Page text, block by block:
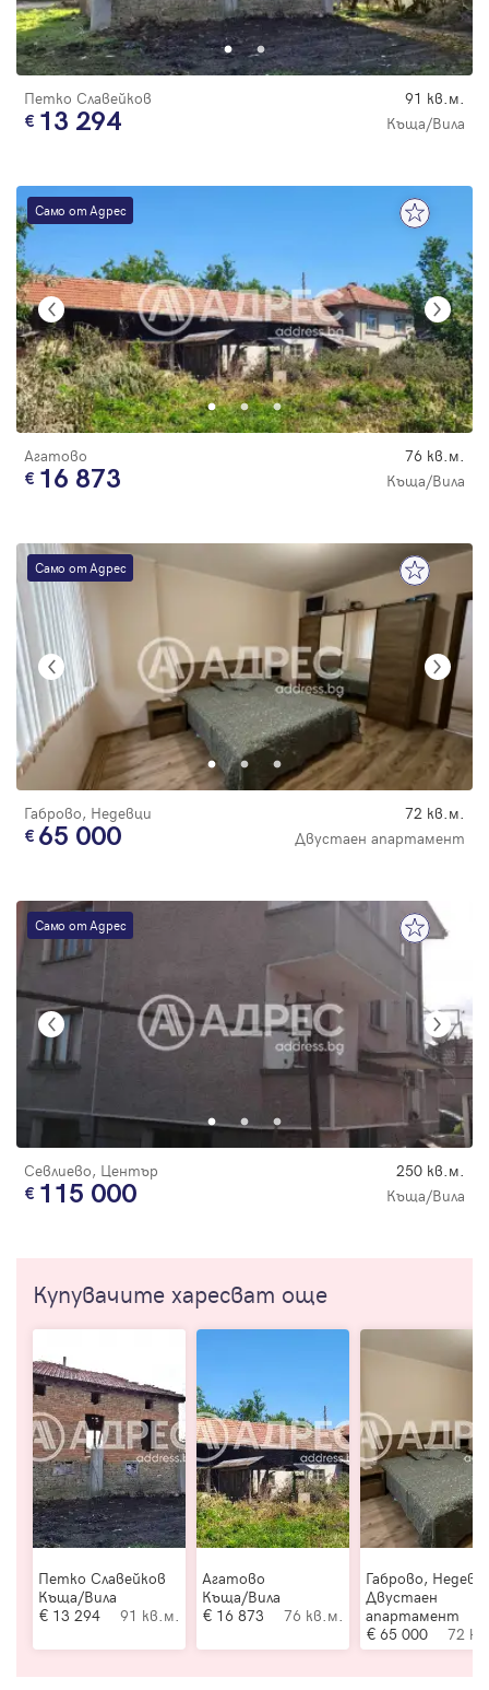
Петко Славейков 91 кв.м.
13 294 Къща/Вила
Само от Адрес
Агатово 76 кв.м.
16 873 Къща/Вила
Само от Адрес
Габрово, Недевци 72 кв.м.
65 000 Двустаен апартамент
Само от Адрес
Севлиево, Център 250 кв.м.
115 000 Къща/Вила
Купувачите харесват още
Петко Славейков
Къща/Вила
13 294
91 кв.м.
Агатово
Къща/Вила
16 873
76 кв.м.
Габрово,
Двустаен
апартамент
65 000
72
Парола
Регистрация